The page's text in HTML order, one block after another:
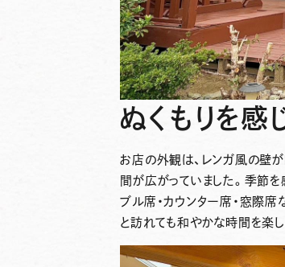
ぬくもりを感
お店の外観は、レンガ風の壁
間が広がっていました。季節
ブル席・カウンター席・窓際席
と訪れても和やかな時間を楽し